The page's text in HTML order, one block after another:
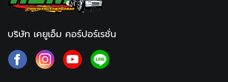
บริษัท เคยูเอ็ม คอร์ปอร์เรชั่น